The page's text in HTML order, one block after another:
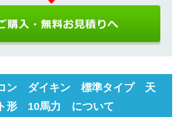
ン ダイキン 標準タイプ 天
形 10馬力 について